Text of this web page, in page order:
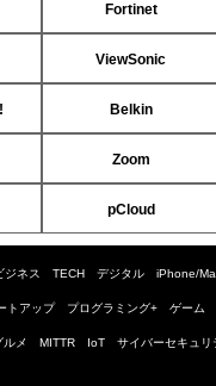
Fortinet
ViewSonic
Belkin
Zoom
pCloud
ジネス TECH デジタル iPhone/
トアップ プログラミング+ ゲーム
ルメ MITTR IoT サイバーセキュリ